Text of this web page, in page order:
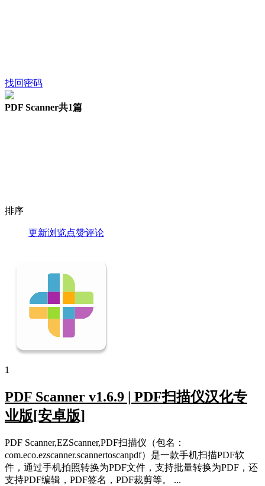
找回密码
PDF Scanner共1篇
排序
更新浏览点赞评论
1
PDF Scanner v1.6.9 | PDF扫描仪汉化专
业版[安卓版]
PDF Scanner,EZScanner,PDF扫描仪（包名：
com.eco.ezscanner.scannertoscanpdf）是一款手机扫描PDF软
件，通过手机拍照转换为PDF文件，支持批量转换为PDF，还
支持PDF编辑，PDF签名，PDF裁剪等。 ...